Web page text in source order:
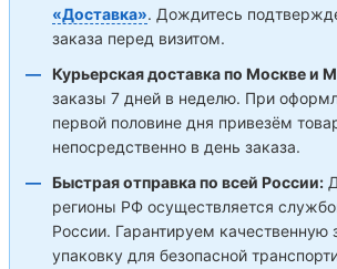
«Доставка». Дождитесь
заказа перед визитом.
Курьерская доставка по Москве и
заказы 7 дней в неделю. При
первой половине дня привезём
непосредственно в день заказа.
Быстрая отправка по всей России:
регионы РФ осуществляется
России. Гарантируем качественную
упаковку для безопасной